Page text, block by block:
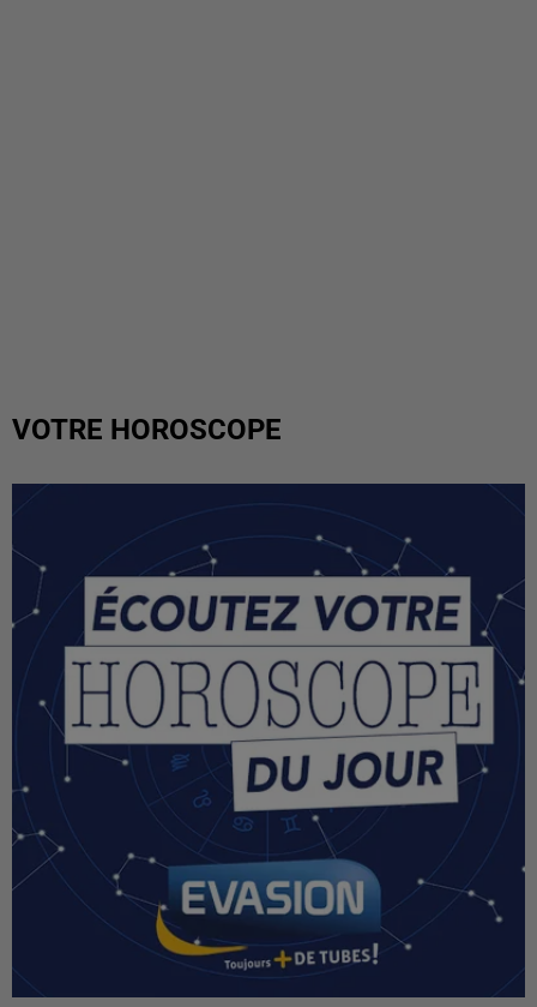
VOTRE HOROSCOPE